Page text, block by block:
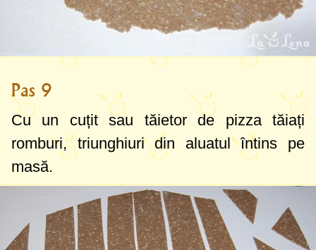
Pas 9
Cu un cuțit sau tăietor de pizza tăiați
romburi, triunghiuri din aluatul întins pe
masă.